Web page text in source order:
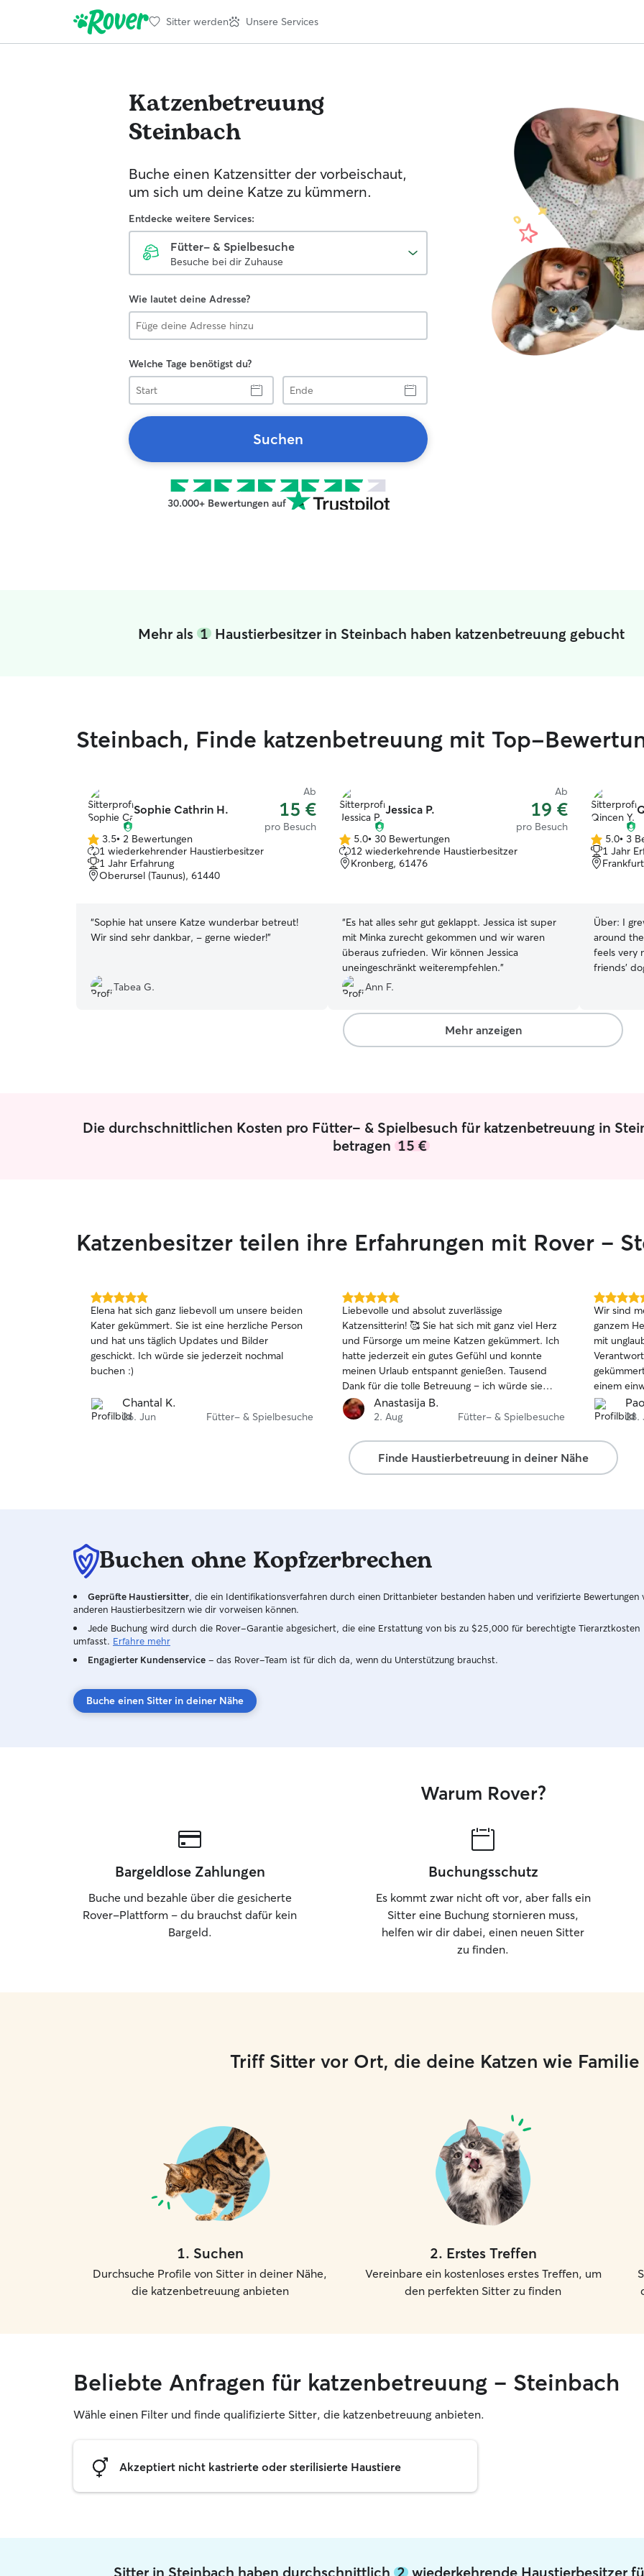
Sitter werden Unsere Services
Katzenbetreuung
Steinbach
Buche einen Katzensitter der vorbeischaut,
um sich um deine Katze zu kümmern.
Entdecke weitere Services:
Fütter- & Spielbesuche
Besuche bei dir Zuhause
Wie lautet deine Adresse?
Welche Tage benötigst du?
Start
Ende
Suchen
30.000+ Bewertungen auf
Mehr als1 Haustierbesitzer in Steinbach haben katzenbetreuung gebucht
Steinbach, Finde katzenbetreuung mit Top-
Sophie Cathrin H.
Ab
15 €
pro Besuch
3.5
von
5
Sternen
3.5• 2 Bewertungen
1 wiederkehrender Haustierbesitzer
1 Jahr Erfahrung
Oberursel (Taunus), 61440
“Sophie hat unsere Katze wunderbar betreut!
Wir sind sehr dankbar, - gerne wieder!”
Tabea G.
Jessica P.
Ab
19 €
pro Besuch
5.0
von
5
5.0• 30 Bewertungen
12 wiederkehrende Haustierbesitzer
Kronberg, 61476
“Es hat alles sehr gut geklappt. Jessica ist super
mit Minka zurecht gekommen und wir waren
überaus zufrieden. Wir können Jessica
uneingeschränkt weiterempfehlen.”
Ann F.
5.0
von
5
5.0• 3
1 Jahr
Über: I
around
feels very
friends'
me to drive around. I live
balcony
in-home
Mehr anzeigen
Die durchschnittlichen Kosten pro Fütter- & Spielbesuch für katzenbetreuung in
betragen15 €
Katzenbesitzer teilen ihre Erfahrungen mit Rover –
5.0
von
5
Sternen
Elena hat sich ganz liebevoll um unsere beiden
Kater gekümmert. Sie ist eine herzliche Person
und hat uns täglich Updates und Bilder
geschickt. Ich würde sie jederzeit nochmal
buchen :)
Chantal K.
26. Jun Fütter- & Spielbesuche
5.0
von
5
Sternen
Liebevolle und absolut zuverlässige
Katzensitterin! 🥰 Sie hat sich mit ganz viel Herz
und Fürsorge um meine Katzen gekümmert. Ich
hatte jederzeit ein gutes Gefühl und konnte
meinen Urlaub entspannt genießen. Tausend
Dank für die tolle Betreuung – ich würde sie
jederzeit wieder buchen und kann sie von
Herzen weiterempfehlen! ❤️
Anastasija B.
2. Aug Fütter- & Spielbesuche
5.0
von
5
Sternen
Wir sind
ganzem
mit
einem
Während
beruhigt
Katzen
alles. Sie
und
28.
Finde Haustierbetreuung in deiner Nähe
Buchen ohne Kopfzerbrechen
Geprüfte Haustiersitter , die ein Identifikationsverfahren durch einen Drittanbieter bestanden haben und verifizierte Bewertungen
anderen Haustierbesitzern wie dir vorweisen können.
Jede Buchung wird durch die Rover-Garantie abgesichert, die eine Erstattung von bis zu $25,000 für berechtigte Tierarztkosten
umfasst. Erfahre mehr
Engagierter Kundenservice – das Rover-Team ist für dich da, wenn du Unterstützung brauchst.
Buche einen Sitter in deiner Nähe
Warum Rover?
Bargeldlose Zahlungen
Buche und bezahle über die gesicherte
Rover-Plattform – du brauchst dafür kein
Bargeld.
Buchungsschutz
Es kommt zwar nicht oft vor, aber falls ein
Sitter eine Buchung stornieren muss,
helfen wir dir dabei, einen neuen Sitter
zu finden.
Triff Sitter vor Ort, die deine Katzen wie
1. Suchen
Durchsuche Profile von Sitter in deiner Nähe,
die katzenbetreuung anbieten
2. Erstes Treffen
Vereinbare ein kostenloses erstes Treffen, um
den perfekten Sitter zu finden
Beliebte Anfragen für katzenbetreuung – Steinbach
Wähle einen Filter und finde qualifizierte Sitter, die katzenbetreuung anbieten.
Akzeptiert nicht kastrierte oder sterilisierte Haustiere
Sitter in Steinbach haben durchschnittlich 2wiederkehrende Haustierbesitzer